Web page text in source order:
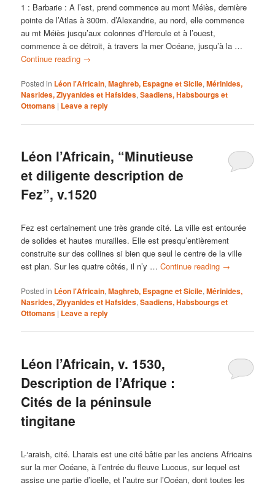
1 : Barbarie : A l’est, prend commence au mont Méiès, dernière
pointe de l’Atlas à 300m. d’Alexandrie, au nord, elle commence
au mt Méiès jusqu’aux colonnes d’Hercule et à l’ouest,
commence à ce détroit, à travers la mer Océane, jusqu’à la …
Continue reading →
Posted in Léon l'Africain,Maghreb, Espagne et Sicile,Mérinides,
Nasrides, Ziyyanides et Hafsides,Saadiens, Habsbourgs et
Ottomans | Leave a reply
Léon l’Africain, “Minutieuse
et diligente description de
Fez”, v.1520
Fez est certainement une très grande cité. La ville est entourée
de solides et hautes murailles. Elle est presqu’entièrement
construite sur des collines si bien que seul le centre de la ville
est plan. Sur les quatre côtés, il n’y …Continue reading →
Posted in Léon l'Africain,Maghreb, Espagne et Sicile,Mérinides,
Nasrides, Ziyyanides et Hafsides,Saadiens, Habsbourgs et
Ottomans | Leave a reply
Léon l’Africain, v. 1530,
Description de l’Afrique :
Cités de la péninsule
tingitane
L-‘araish, cité. Lharais est une cité bâtie par les anciens Africains
sur la mer Océane, à l’entrée du fleuve Luccus, sur lequel est
assise une partie d’icelle, et l’autre sur l’Océan, dont toutes les